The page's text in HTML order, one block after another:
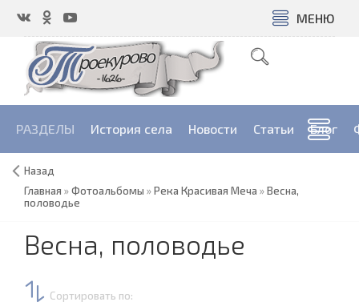
МЕНЮ
РАЗДЕЛЫ История села Новости Cтатьи Блог
Назад
Главная »Фотоальбомы »Река Красивая Меча »Весна,
половодье
Весна, половодье
Сортировать по: